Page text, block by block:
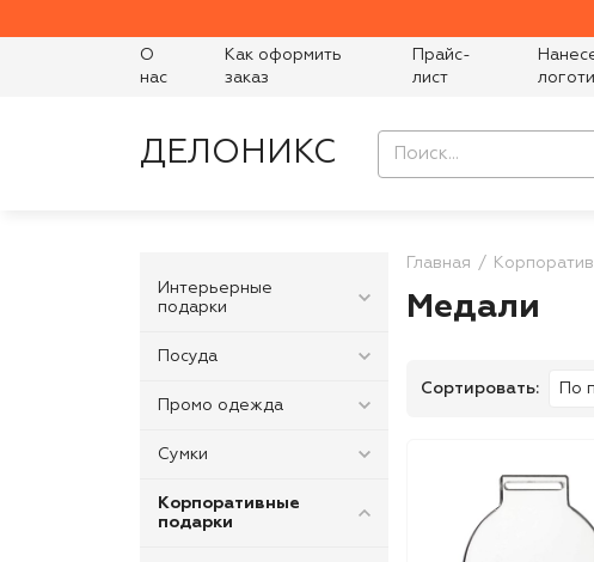
О
нас
Как оформить
заказ
Прайс-
лист
ДЕЛОНИКС
Интерьерные
подарки
Посуда
Промо одежда
Сумки
Корпоративные
подарки
Главная
Медали
Сортировать: